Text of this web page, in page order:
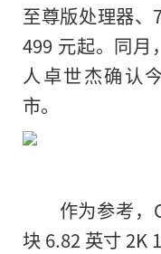
至尊版处理器、
499 元起。同月
人卓世杰确认
市。
作为参考，
块 6.82 英寸 2K